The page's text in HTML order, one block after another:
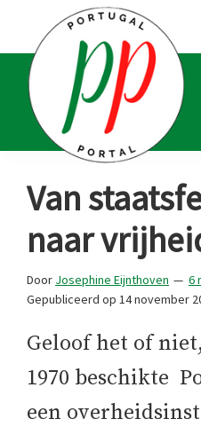
hoofd
inhoud
eerste
sidebar
voettekst
Portal
Portugalliefhebbers
en
fanaten
Van
naar
Door Josephine Eijnthoven
6
Gepubliceerd op 14 november
Geloof het of
1970 beschikte
een